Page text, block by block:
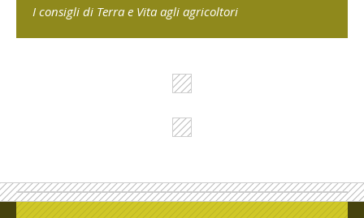
I consigli di Terra e Vita agli agricoltori